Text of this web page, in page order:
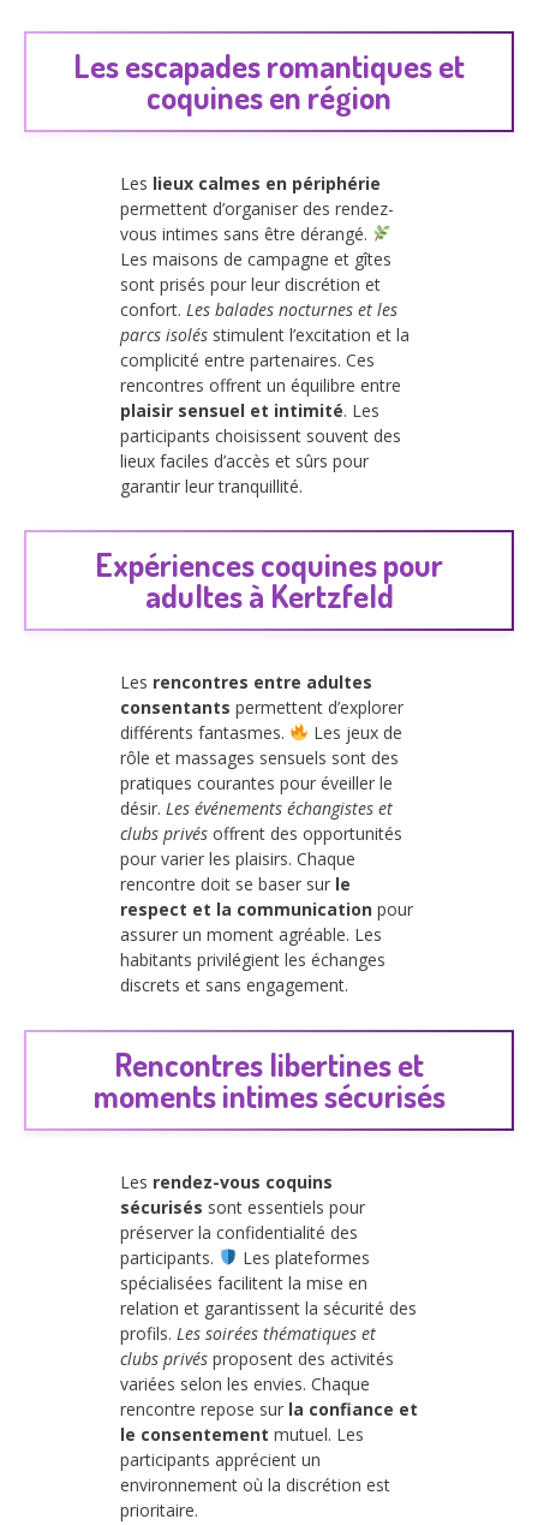
Les escapades romantiques et
coquines en région
Les lieux calmes en périphérie
permettent d’organiser des rendez-
vous intimes sans être dérangé.
Les maisons de campagne et gîtes
sont prisés pour leur discrétion et
confort. Les balades nocturnes et les
parcs isolés stimulent l’excitation et la
complicité entre partenaires. Ces
rencontres offrent un équilibre entre
plaisir sensuel et intimité. Les
participants choisissent souvent des
lieux faciles d’accès et sûrs pour
garantir leur tranquillité.
Expériences coquines pour
adultes à Kertzfeld
Les rencontres entre adultes
consentants permettent d’explorer
différents fantasmes.
Les jeux de
rôle et massages sensuels sont des
pratiques courantes pour éveiller le
désir. Les événements échangistes et
clubs privés offrent des opportunités
pour varier les plaisirs. Chaque
rencontre doit se baser sur le
respect et la communication pour
assurer un moment agréable. Les
habitants privilégient les échanges
discrets et sans engagement.
Rencontres libertines et
moments intimes sécurisés
Les rendez-vous coquins
sécurisés sont essentiels pour
préserver la confidentialité des
participants.
Les plateformes
spécialisées facilitent la mise en
relation et garantissent la sécurité des
profils. Les soirées thématiques et
clubs privés proposent des activités
variées selon les envies. Chaque
rencontre repose sur la confiance et
le consentement mutuel. Les
participants apprécient un
environnement où la discrétion est
prioritaire.